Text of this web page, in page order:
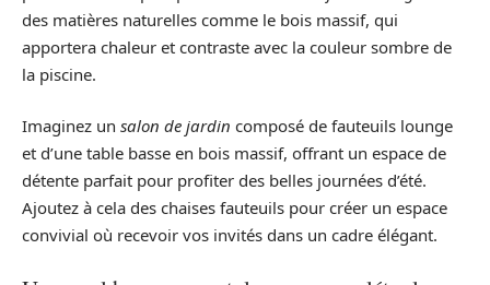
des matières naturelles comme le bois massif, qui
apportera chaleur et contraste avec la couleur sombre de
la piscine.
Imaginez un salon de jardin composé de fauteuils lounge
et d’une table basse en bois massif, offrant un espace de
détente parfait pour profiter des belles journées d’été.
Ajoutez à cela des chaises fauteuils pour créer un espace
convivial où recevoir vos invités dans un cadre élégant.